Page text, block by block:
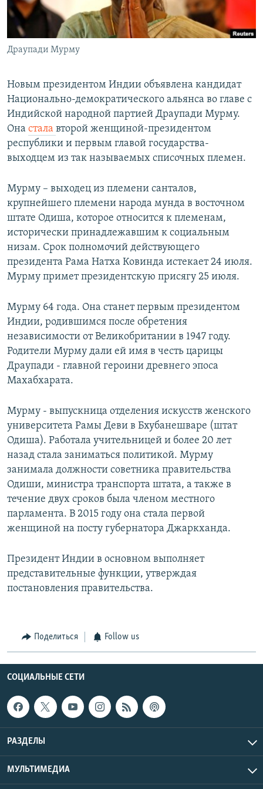
Հայերեն
English
Все сайты Радио Азатутюн
Драупади Мурму
Новым президентом Индии объявлена кандидат
Национально-демократического альянса во главе с
Индийской народной партией Драупади Мурму.
Она стала второй женщиной-президентом
республики и первым главой государства-
выходцем из так называемых списочных племен.
Мурму – выходец из племени санталов,
крупнейшего племени народа мунда в восточном
штате Одиша, которое относится к племенам,
исторически принадлежавшим к социальным
низам. Срок полномочий действующего
президента Рама Натха Ковинда истекает 24 июля.
Мурму примет президентскую присягу 25 июля.
Мурму 64 года. Она станет первым президентом
Индии, родившимся после обретения
независимости от Великобритании в 1947 году.
Родители Мурму дали ей имя в честь царицы
Драупади - главной героини древнего эпоса
Махабхарата.
Мурму - выпускница отделения искусств женского
университета Рамы Деви в Бхубанешваре (штат
Одиша). Работала учительницей и более 20 лет
назад стала заниматься политикой. Мурму
занимала должности советника правительства
Одиши, министра транспорта штата, а также в
течение двух сроков была членом местного
парламента. В 2015 году она стала первой
женщиной на посту губернатора Джаркханда.
Президент Индии в основном выполняет
представительные функции, утверждая
постановления правительства.
Поделиться Follow us
СОЦИАЛЬНЫЕ СЕТИ
РАЗДЕЛЫ
МУЛЬТИМЕДИА